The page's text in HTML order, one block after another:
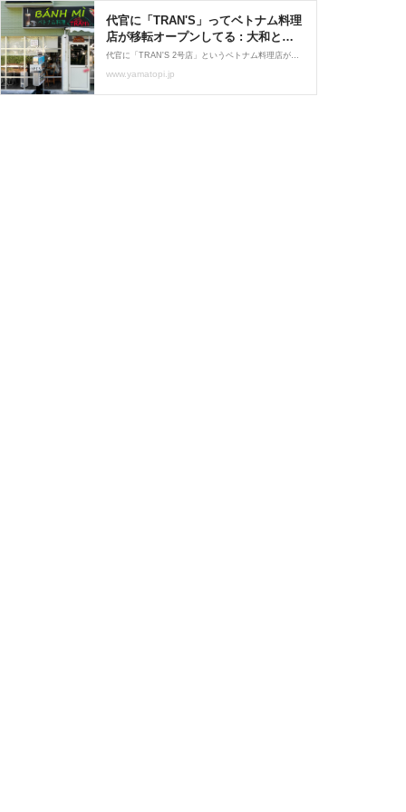
代官に「TRAN'S」ってベトナム料理
店が移転オープンしてる : 大和とぴ
っく-やまとぴ
代官に「TRAN'S 2号店」というベトナム料理店が移転オープンしています。↓こちら 撮影日にはすでにオープン。Googleストリートビューによると、この場所には以前民家があった模様。地図ではここ↓住所は神奈川県大和市代官1-20-4。建物全体。「Tran’s Kitchen Bếp Cô Tr
www.yamatopi.jp